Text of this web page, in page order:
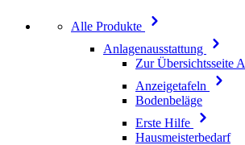
Alle Produkte
Anlagenausstattung
Zur Übersichtsseite
Anzeigetafeln
Bodenbeläge
Erste Hilfe
Hausmeisterbedarf